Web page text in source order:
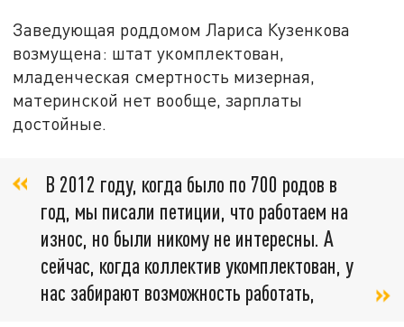
Заведующая роддомом Лариса Кузенкова
возмущена: штат укомплектован,
младенческая смертность мизерная,
материнской нет вообще, зарплаты
достойные.
В 2012 году, когда было по 700 родов в
год, мы писали петиции, что работаем на
износ, но были никому не интересны. А
сейчас, когда коллектив укомплектован, у
нас забирают возможность работать,